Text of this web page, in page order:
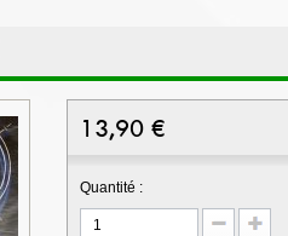
13,90 €
Quantité :